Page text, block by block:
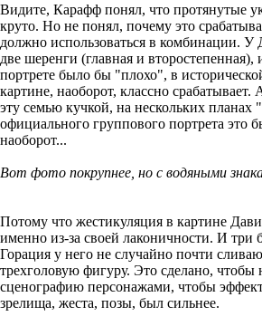
Видите, Карафф понял, что протянутые
круто. Но не понял, почему это
должно использоваться в комбинации. У
две шеренги (главная и
портрете было бы "плохо", в
картине, наоборот, классно
эту семью кучкой, на нескольких
официального группового портрета это
наоборот...
Вот фото покрупнее, но с водяными
Потому что жестикуляция в картине
именно из-за своей лаконичности. И три
Горация у него не случайно почти
трехголовую фигуру. Это сделано, чтобы
сценографию персонажами, чтобы
зрелища, жеста, позы, был сильнее.